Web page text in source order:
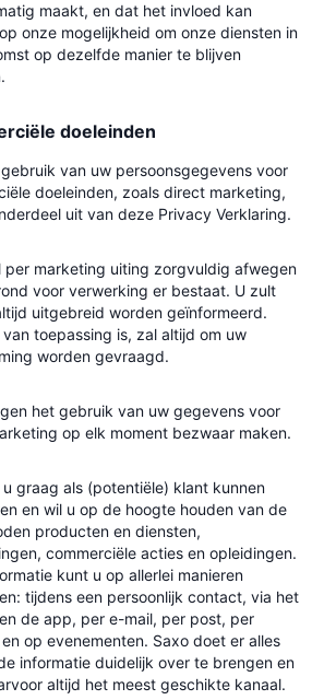
maakt, en dat het invloed kan
onze mogelijkheid om onze diensten in
op dezelfde manier te blijven
doeleinden
van uw persoonsgegevens voor
doeleinden, zoals direct marketing,
uit van deze Privacy Verklaring.
per marketing uiting zorgvuldig afwegen
voor verwerking er bestaat. U zult
uitgebreid worden geïnformeerd.
toepassing is, zal altijd om uw
worden gevraagd.
het gebruik van uw gegevens voor
op elk moment bezwaar maken.
u graag als (potentiële) klant kunnen
en wil u op de hoogte houden van de
producten en diensten,
commerciële acties en opleidingen.
kunt u op allerlei manieren
tijdens een persoonlijk contact, via het
de app, per e-mail, per post, per
op evenementen. Saxo doet er alles
informatie duidelijk over te brengen en
altijd het meest geschikte kanaal.